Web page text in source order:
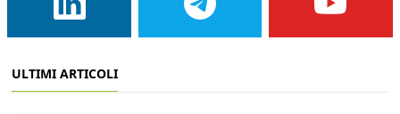
ULTIMI ARTICOLI